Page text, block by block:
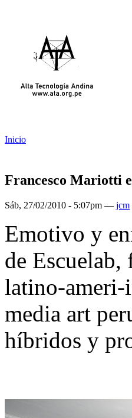
Inicio
Francesco Mariotti
Sáb, 27/02/2010 - 5:07pm — jcm
Emotivo y
de
latino-ameri-
media art
híbridos y